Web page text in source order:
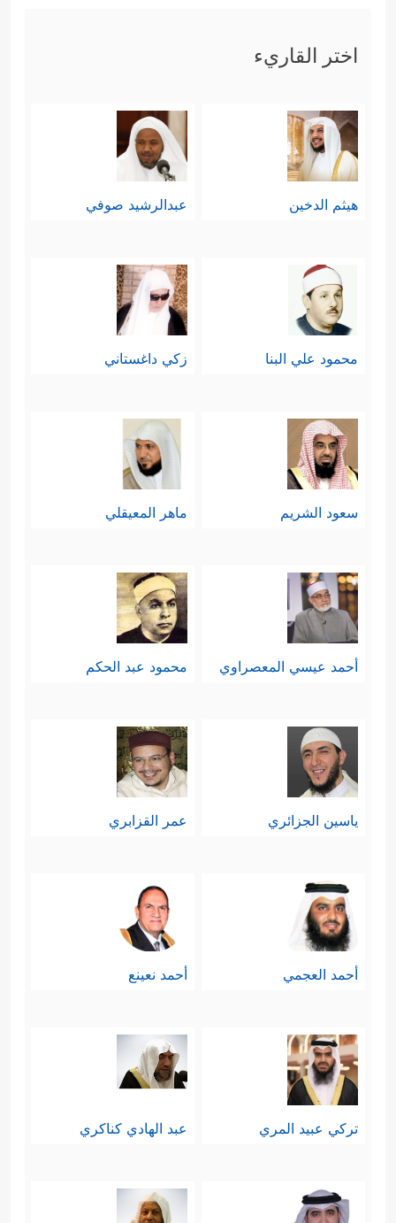
اختر القاريء
هيثم الدخين عبدالرشيد صوفي
محمود علي البنا زكي داغستاني
سعود الشريم ماهر المعيقلي
أحمد عيسي المعصراوي محمود عبد الحكم
ياسين الجزائري عمر القزابري
أحمد العجمي أحمد نعينع
تركي عبيد المري عبد الهادي كناكري